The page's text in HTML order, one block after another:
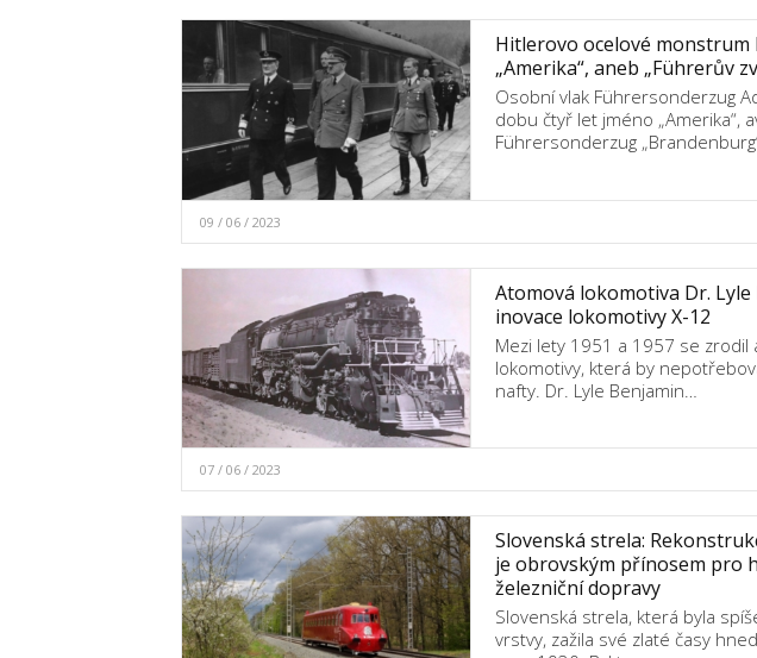
Hitlerovo ocelové
„Amerika“, aneb „Führerův
Osobní vlak Führersonderzug
dobu čtyř let jméno „Amerika“,
Führersonderzug
09 / 06 / 2023
Atomová lokomotiva Dr.
inovace lokomotivy X-12
Mezi lety 1951 a 1957 se
lokomotivy, která by
nafty. Dr. Lyle Benjamin…
07 / 06 / 2023
Slovenská strela:
je obrovským přínosem pro
železniční dopravy
Slovenská strela, která byla
vrstvy, zažila své zlaté časy